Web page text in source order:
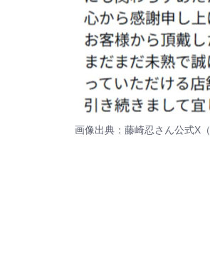
画像出典：藤崎忍さん公式X（